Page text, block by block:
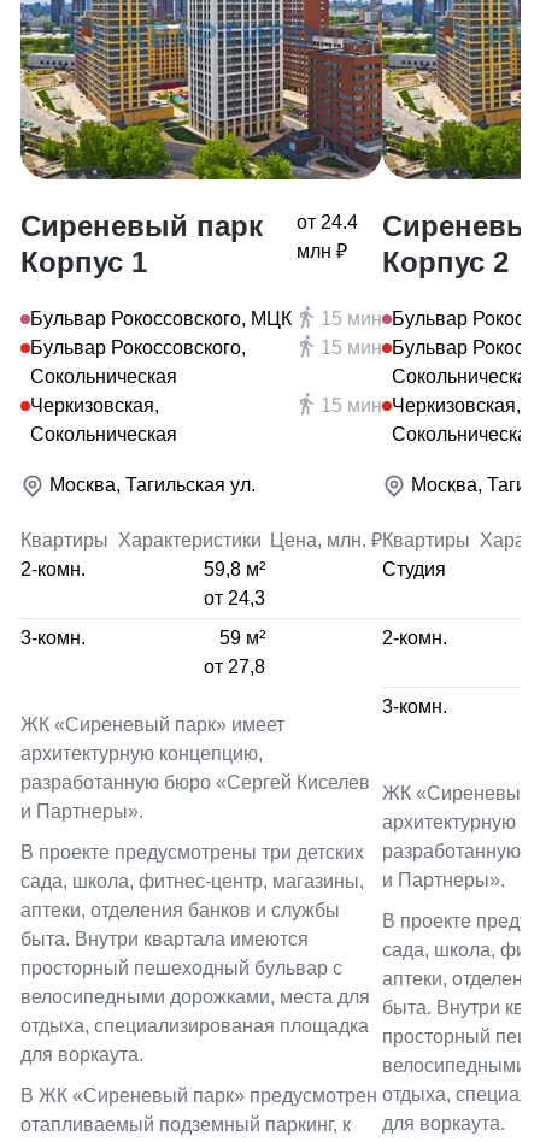
Сиреневый парк
Корпус 1
от 24.4
млн ₽
Бульвар Рокоссовского, МЦК
15 мин
Бульвар Рокоссовского,
Сокольническая
15 мин
Черкизовская,
Сокольническая
15 мин
Москва, Тагильская ул.
Квартиры Характеристики Цена, млн. ₽
2-комн.
59,8 м²
от 24,3
3-комн.
59 м²
от 27,8
ЖК «Сиреневый парк» имеет
архитектурную концепцию,
разработанную бюро «Сергей Киселев
и Партнеры».
В проекте предусмотрены три детских
сада, школа, фитнес-центр, магазины,
аптеки, отделения банков и службы
быта. Внутри квартала имеются
просторный пешеходный бульвар с
велосипедными дорожками, места для
отдыха, специализированая площадка
для воркаута.
В ЖК «Сиреневый парк» предусмотрен
отапливаемый подземный паркинг, к
Корпус 2
Бульвар
Бульвар
Сокольническая
Черкизовская,
Сокольническая
Москва,
Квартиры
Студия
2-комн.
3-комн.
ЖК «Сиреневый
архитектурную
разработанную
и Партнеры».
В проекте
сада, школа,
аптеки,
быта. Внутри
просторный
велосипедными
отдыха,
для воркаута.